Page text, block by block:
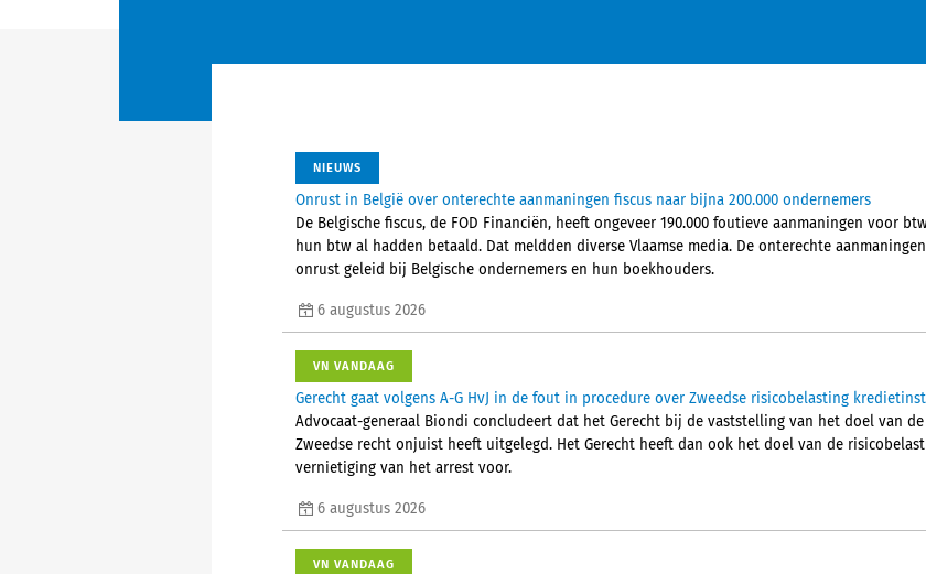
NIEUWS
Onrust in België over onterechte aanmaningen fiscus naar bijna 200.000 ondernemers
De Belgische fiscus, de FOD Financiën, heeft ongeveer 190.000 foutieve aanmaningen voor
hun btw al hadden betaald. Dat meldden diverse Vlaamse media. De onterechte
onrust geleid bij Belgische ondernemers en hun boekhouders.
6 augustus 2026
VN VANDAAG
Gerecht gaat volgens A-G HvJ in de fout in procedure over Zweedse risicobelasting
Advocaat-generaal Biondi concludeert dat het Gerecht bij de vaststelling van het doel van
Zweedse recht onjuist heeft uitgelegd. Het Gerecht heeft dan ook het doel van de
vernietiging van het arrest voor.
6 augustus 2026
VN VANDAAG